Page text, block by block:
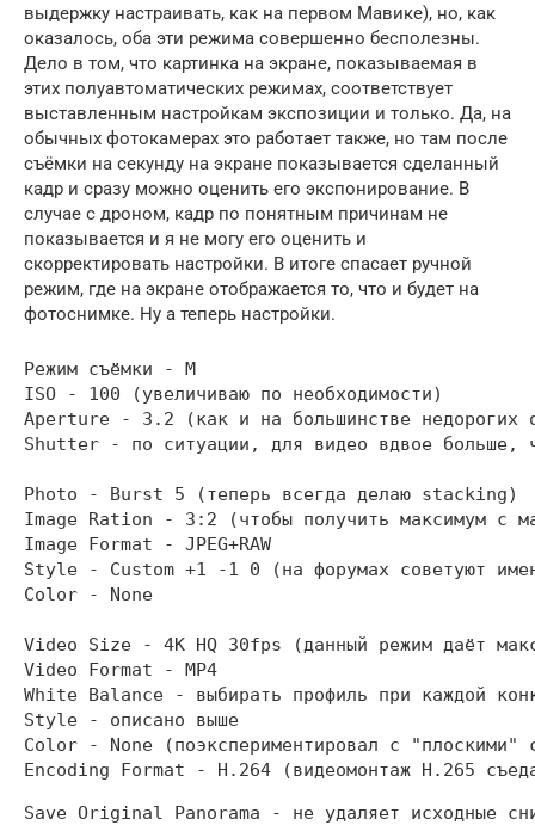
выдержку настраивать, как на первом Мавике), но, как
оказалось, оба эти режима совершенно бесполезны.
Дело в том, что картинка на экране, показываемая в
этих полуавтоматических режимах, соответствует
выставленным настройкам экспозиции и только. Да, на
обычных фотокамерах это работает также, но там после
съёмки на секунду на экране показывается сделанный
кадр и сразу можно оценить его экспонирование. В
случае с дроном, кадр по понятным причинам не
показывается и я не могу его оценить и
скорректировать настройки. В итоге спасает ручной
режим, где на экране отображается то, что и будет на
фотоснимке. Ну а теперь настройки.
Режим съёмки - M
ISO - 100 (увеличиваю по необходимости)
Aperture - 3.2 (как и на большинстве недорогих
Shutter - по ситуации, для видео вдвое больше,
Photo - Burst 5 (теперь всегда делаю stacking)
Image Ration - 3:2 (чтобы получить максимум с
Image Format - JPEG+RAW
Style - Custom +1 -1 0 (на форумах советуют
Color - None
Video Size - 4K HQ 30fps (данный режим даёт
Video Format - MP4
White Balance - выбирать профиль при каждой
Style - описано выше
Color - None (поэкспериментировал с "плоскими"
Save Original Panorama - не удаляет исходные